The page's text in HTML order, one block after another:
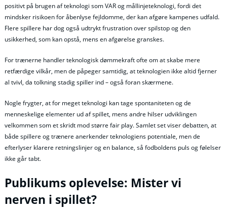
positivt på brugen af teknologi som VAR og mållinjeteknologi, fordi det
mindsker risikoen for åbenlyse fejldomme, der kan afgøre kampenes udfald.
Flere spillere har dog også udtrykt frustration over spilstop og den
usikkerhed, som kan opstå, mens en afgørelse granskes.
For trænerne handler teknologisk dømmekraft ofte om at skabe mere
retfærdige vilkår, men de påpeger samtidig, at teknologien ikke altid fjerner
al tvivl, da tolkning stadig spiller ind – også foran skærmene.
Nogle frygter, at for meget teknologi kan tage spontaniteten og de
menneskelige elementer ud af spillet, mens andre hilser udviklingen
velkommen som et skridt mod større fair play. Samlet set viser debatten, at
både spillere og trænere anerkender teknologiens potentiale, men de
efterlyser klarere retningslinjer og en balance, så fodboldens puls og følelser
ikke går tabt.
Publikums oplevelse: Mister vi
nerven i spillet?